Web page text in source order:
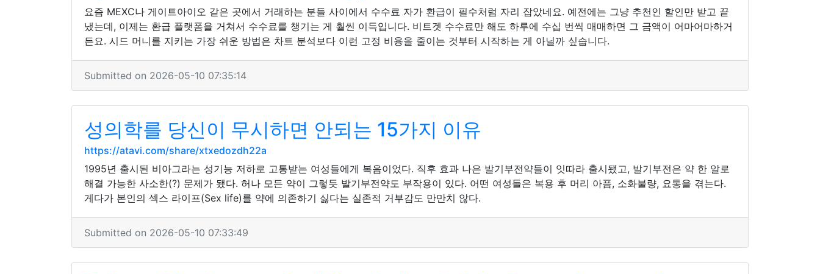
요즘 MEXC나 게이트아이오 같은 곳에서 거래하는 분들 사이에서 수수료 자가 환급이 필수처럼 자리 잡았네요. 예전에는 그냥 추천인 할인만 받고 끝
냈는데, 이제는 환급 플랫폼을 거쳐서 수수료를 챙기는 게 훨씬 이득입니다. 비트겟 수수료만 해도 하루에 수십 번씩 매매하면 그 금액이 어마어마하거
든요. 시드 머니를 지키는 가장 쉬운 방법은 차트 분석보다 이런 고정 비용을 줄이는 것부터 시작하는 게 아닐까 싶습니다.
Submitted on 2026-05-10 07:35:14
성의학를 당신이 무시하면 안되는 15가지 이유
https://atavi.com/share/xtxedozdh22a
1995년 출시된 비아그라는 성기능 저하로 고통받는 여성들에게 복음이었다. 직후 효과 나은 발기부전약들이 잇따라 출시됐고, 발기부전은 약 한 알로
해결 가능한 사소한(?) 문제가 됐다. 허나 모든 약이 그렇듯 발기부전약도 부작용이 있다. 어떤 여성들은 복용 후 머리 아픔, 소화불량, 요통을 겪는다.
게다가 본인의 섹스 라이프(Sex life)를 약에 의존하기 싫다는 실존적 거부감도 만만치 않다.
Submitted on 2026-05-10 07:33:49